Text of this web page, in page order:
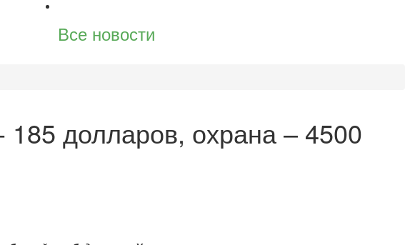
Все новости
долларов, охрана – 4500